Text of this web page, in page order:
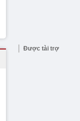
Được tài trợ